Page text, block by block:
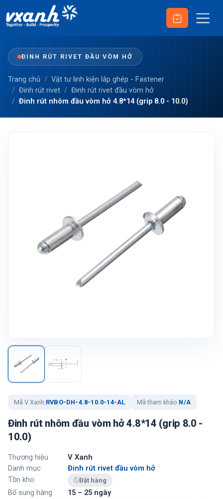
ĐINH RÚT RIVET ĐẦU VÒM HỞ
Trang chủ
Vật tư linh kiện lắp ghép - Fastener
Đinh rút rivet
Đinh rút rivet đầu vòm hở
Đinh rút nhôm đầu vòm hở 4.8*14 (grip 8.0 - 10.0)
Mã V Xanh:RVBO-DH-4.8-10.0-14-AL Mã tham khảo:N/A
Đinh rút nhôm đầu vòm hở 4.8*14 (grip 8.0 -
10.0)
Thương hiệu
V Xanh
Danh mục
Đinh rút rivet đầu vòm hở
Tồn kho
Đặt hàng
Bổ sung hàng 15 – 25 ngày